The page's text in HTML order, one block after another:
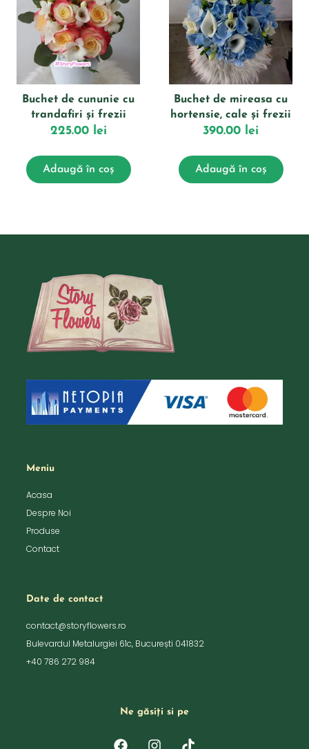
Buchet de cununie cu
trandafiri și frezii
225.00 lei
Adaugă în coș
Buchet de mireasa cu
hortensie, cale și frezii
390.00 lei
Adaugă în coș
Meniu
Acasa
Despre Noi
Produse
Contact
Date de contact
contact@storyflowers.ro
Bulevardul Metalurgiei 61c, București 041832
+40 786 272 984
Ne găsiți si pe
F I T